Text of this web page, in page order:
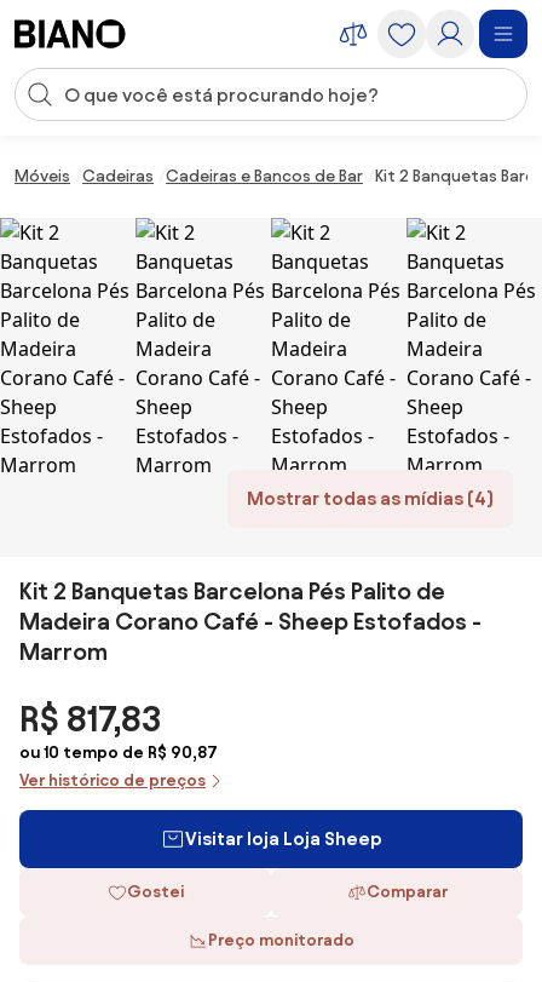
Entrada de pesquisa
Móveis Cadeiras Cadeiras e Bancos de Bar Kit 2 Banquetas
Mostrar todas as mídias (4)
Kit 2 Banquetas Barcelona Pés Palito de
Madeira Corano Café - Sheep Estofados -
Marrom
R$ 817,83
ou 10 tempo de R$ 90,87
Ver histórico de preços
Visitar loja Loja Sheep
Gostei Comparar
Preço monitorado